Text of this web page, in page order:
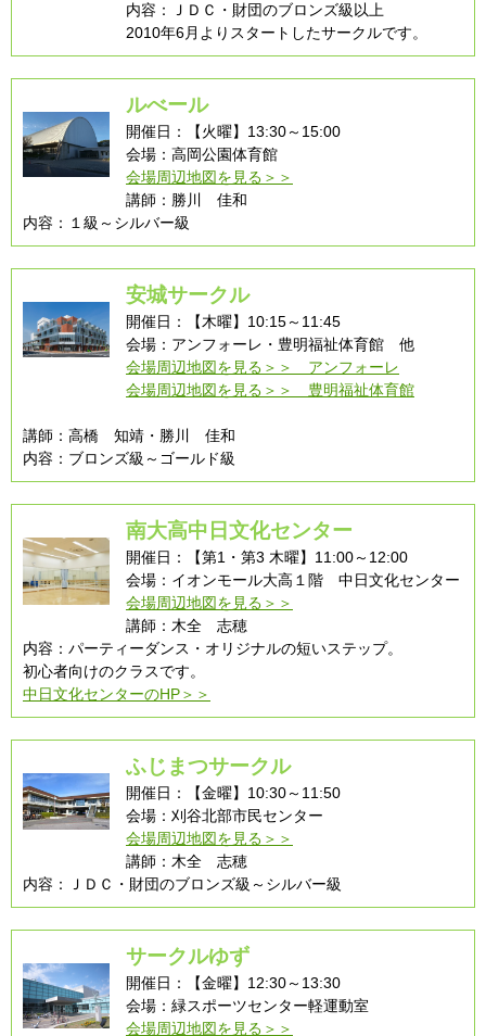
内容：ＪＤＣ・財団のブロンズ級以上
2010年6月よりスタートしたサークルです。
ルべール
開催日：【火曜】13:30～15:00
会場：高岡公園体育館
会場周辺地図を見る＞＞
講師：勝川 佳和
内容：１級～シルバー級
安城サークル
開催日：【木曜】10:15～11:45
会場：アンフォーレ・豊明福祉体育館 他
会場周辺地図を見る＞＞ アンフォーレ
会場周辺地図を見る＞＞ 豊明福祉体育館
講師：高橋 知靖・勝川 佳和
内容：ブロンズ級～ゴールド級
南大高中日文化センター
開催日：【第1・第3 木曜】11:00～12:00
会場：イオンモール大高１階 中日文化センター
会場周辺地図を見る＞＞
講師：木全 志穂
内容：パーティーダンス・オリジナルの短いステップ。
初心者向けのクラスです。
中日文化センターのHP＞＞
ふじまつサークル
開催日：【金曜】10:30～11:50
会場：刈谷北部市民センター
会場周辺地図を見る＞＞
講師：木全 志穂
内容：ＪＤＣ・財団のブロンズ級～シルバー級
サークルゆず
開催日：【金曜】12:30～13:30
会場：緑スポーツセンター軽運動室
会場周辺地図を見る＞＞